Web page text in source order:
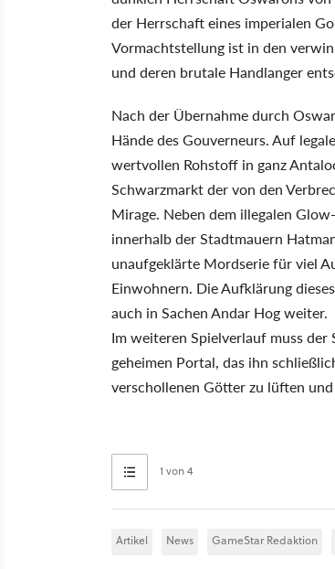
der Herrschaft eines imperialen
Vormachtstellung ist in den
und deren brutale Handlanger
Nach der Übernahme durch
Hände des Gouverneurs. Auf
wertvollen Rohstoff in ganz
Schwarzmarkt der von den
Mirage. Neben dem illegalen
innerhalb der Stadtmauern
unaufgeklärte Mordserie für viel
Einwohnern. Die Aufklärung
auch in Sachen Andar Hog weiter.
Im weiteren Spielverlauf muss
geheimen Portal, das ihn
verschollenen Götter zu lüften
1 von 4
Artikel News GameStar Redaktion